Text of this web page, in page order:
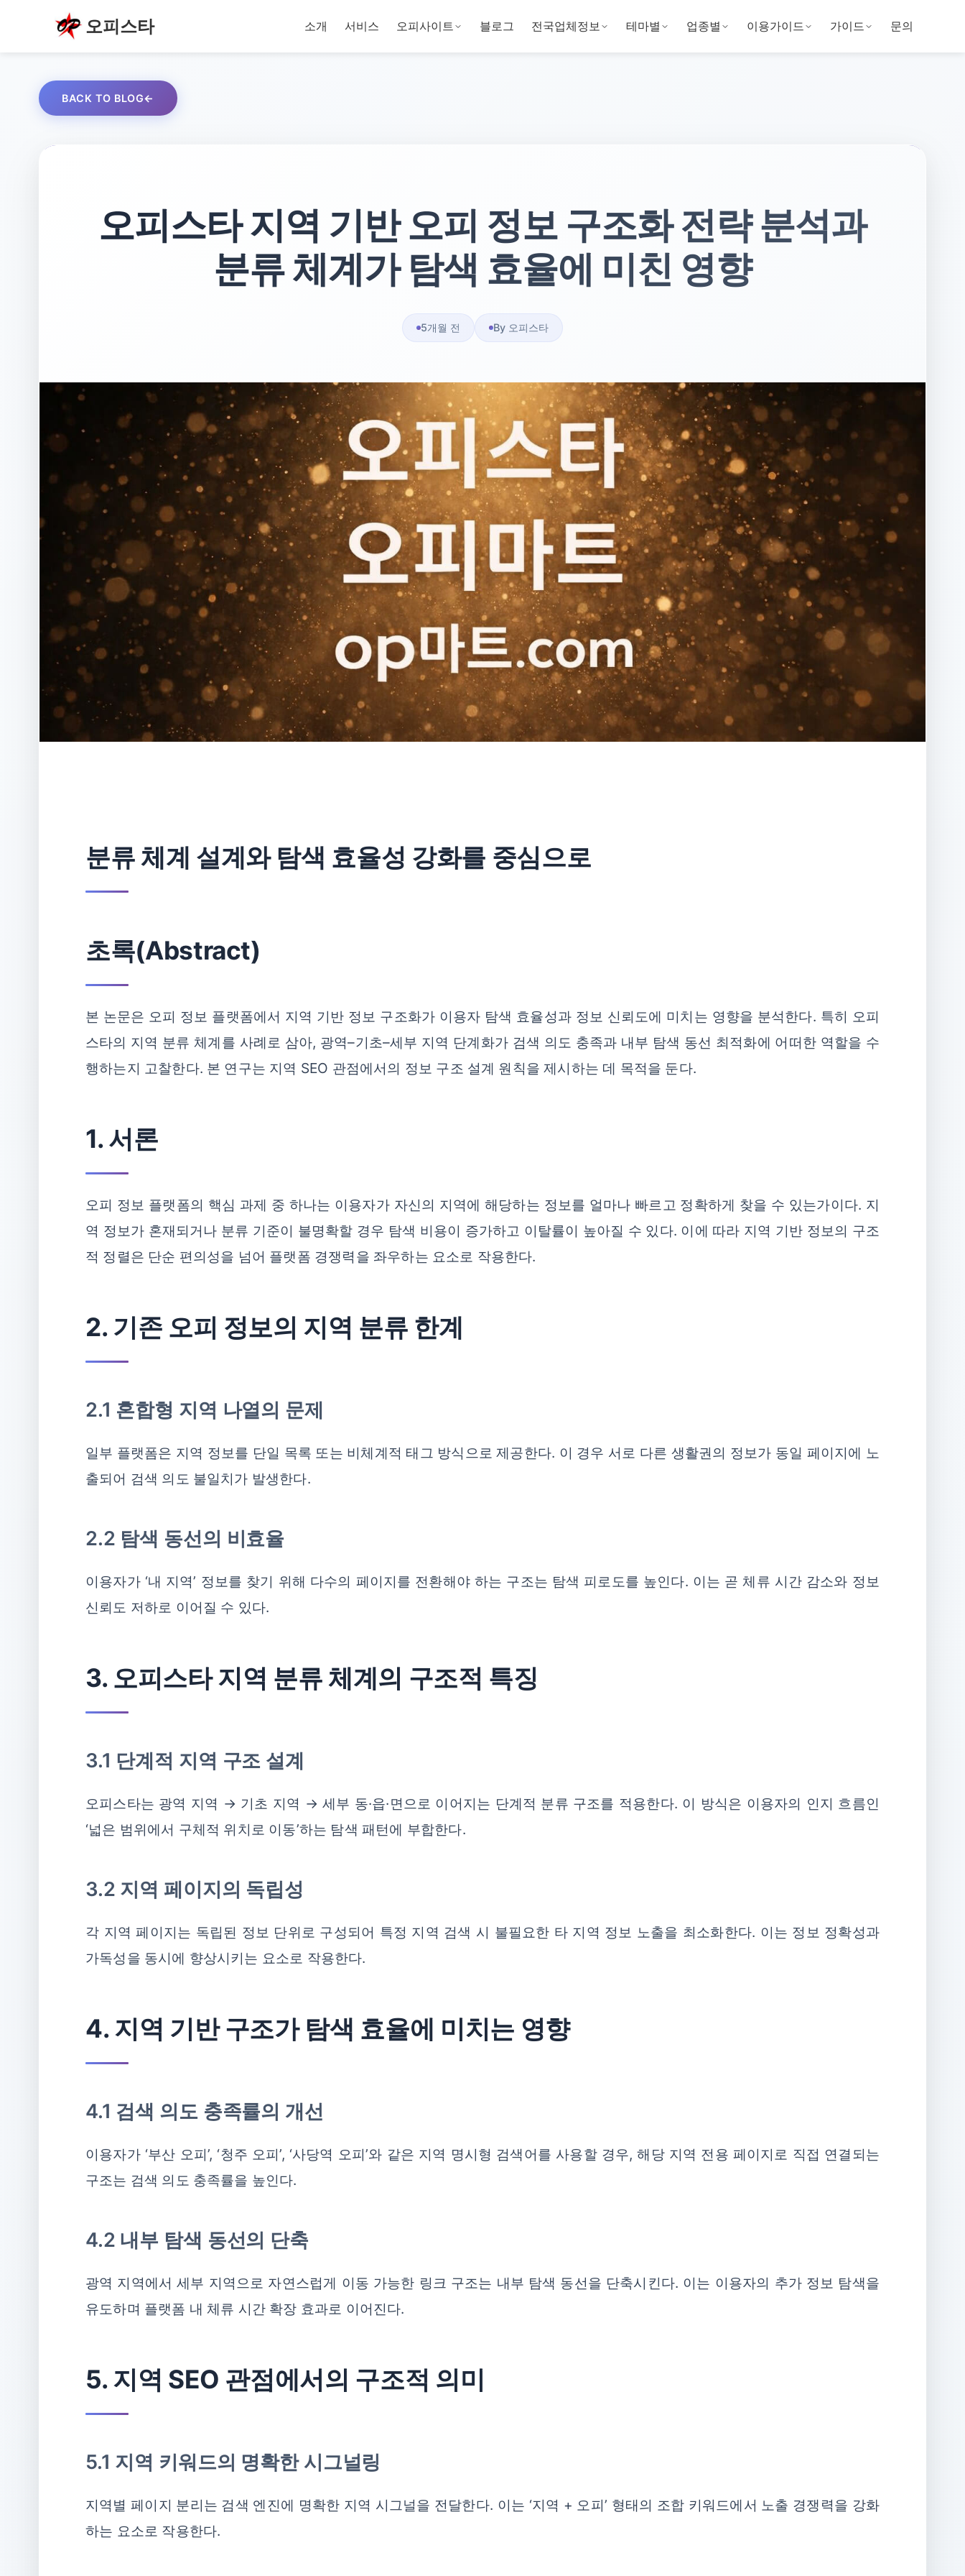
오피스타 소개 서비스 오피사이트 블로그 전국업체정보 테마별 업종별 이용가이드 가이드 문의
BACK TO BLOG
오피스타 지역 기반 오피 정보 구조화 전략 분석과
분류 체계가 탐색 효율에 미친 영향
5개월 전 By 오피스타
분류 체계 설계와 탐색 효율성 강화를 중심으로
초록(Abstract)
본 논문은 오피 정보 플랫폼에서 지역 기반 정보 구조화가 이용자 탐색 효율성과 정보 신뢰도에 미치는 영향을 분석한다. 특히 오피
스타의 지역 분류 체계를 사례로 삼아, 광역–기초–세부 지역 단계화가 검색 의도 충족과 내부 탐색 동선 최적화에 어떠한 역할을 수
행하는지 고찰한다. 본 연구는 지역 SEO 관점에서의 정보 구조 설계 원칙을 제시하는 데 목적을 둔다.
1. 서론
오피 정보 플랫폼의 핵심 과제 중 하나는 이용자가 자신의 지역에 해당하는 정보를 얼마나 빠르고 정확하게 찾을 수 있는가이다. 지
역 정보가 혼재되거나 분류 기준이 불명확할 경우 탐색 비용이 증가하고 이탈률이 높아질 수 있다. 이에 따라 지역 기반 정보의 구조
적 정렬은 단순 편의성을 넘어 플랫폼 경쟁력을 좌우하는 요소로 작용한다.
2. 기존 오피 정보의 지역 분류 한계
2.1 혼합형 지역 나열의 문제
일부 플랫폼은 지역 정보를 단일 목록 또는 비체계적 태그 방식으로 제공한다. 이 경우 서로 다른 생활권의 정보가 동일 페이지에 노
출되어 검색 의도 불일치가 발생한다.
2.2 탐색 동선의 비효율
이용자가 ‘내 지역’ 정보를 찾기 위해 다수의 페이지를 전환해야 하는 구조는 탐색 피로도를 높인다. 이는 곧 체류 시간 감소와 정보
신뢰도 저하로 이어질 수 있다.
3. 오피스타 지역 분류 체계의 구조적 특징
3.1 단계적 지역 구조 설계
오피스타는 광역 지역 → 기초 지역 → 세부 동·읍·면으로 이어지는 단계적 분류 구조를 적용한다. 이 방식은 이용자의 인지 흐름인
‘넓은 범위에서 구체적 위치로 이동’하는 탐색 패턴에 부합한다.
3.2 지역 페이지의 독립성
각 지역 페이지는 독립된 정보 단위로 구성되어 특정 지역 검색 시 불필요한 타 지역 정보 노출을 최소화한다. 이는 정보 정확성과
가독성을 동시에 향상시키는 요소로 작용한다.
4. 지역 기반 구조가 탐색 효율에 미치는 영향
4.1 검색 의도 충족률의 개선
이용자가 ‘부산 오피’, ‘청주 오피’, ‘사당역 오피’와 같은 지역 명시형 검색어를 사용할 경우, 해당 지역 전용 페이지로 직접 연결되는
구조는 검색 의도 충족률을 높인다.
4.2 내부 탐색 동선의 단축
광역 지역에서 세부 지역으로 자연스럽게 이동 가능한 링크 구조는 내부 탐색 동선을 단축시킨다. 이는 이용자의 추가 정보 탐색을
유도하며 플랫폼 내 체류 시간 확장 효과로 이어진다.
5. 지역 SEO 관점에서의 구조적 의미
5.1 지역 키워드의 명확한 시그널링
지역별 페이지 분리는 검색 엔진에 명확한 지역 시그널을 전달한다. 이는 ‘지역 + 오피’ 형태의 조합 키워드에서 노출 경쟁력을 강화
하는 요소로 작용한다.